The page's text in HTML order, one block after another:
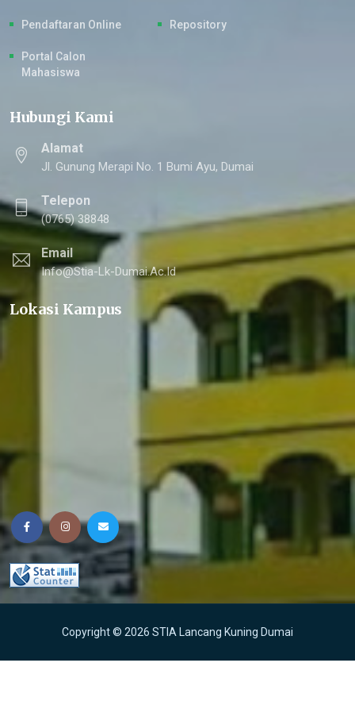
Pendaftaran Online
Portal Calon
Mahasiswa
Repository
Hubungi Kami
Alamat
Jl. Gunung Merapi No. 1 Bumi Ayu, Dumai
Telepon
(0765) 38848
Email
Info@stia-Lk-Dumai.ac.id
Lokasi Kampus
Copyright © 2026 STIA Lancang Kuning Dumai